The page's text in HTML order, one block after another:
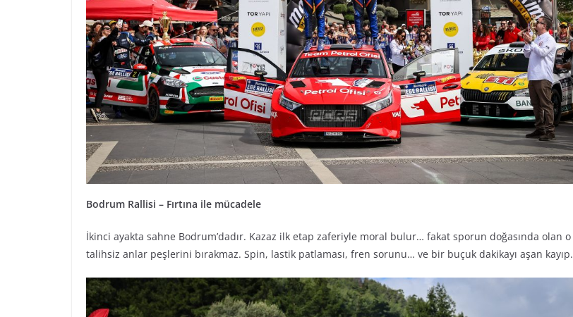
Bodrum Rallisi – Fırtına ile mücadele
İkinci ayakta sahne Bodrum’dadır. Kazaz ilk etap zaferiyle moral bulur… fakat sporun doğasında olan o
talihsiz anlar peşlerini bırakmaz. Spin, lastik patlaması, fren sorunu… ve bir buçuk dakikayı aşan kayıp.